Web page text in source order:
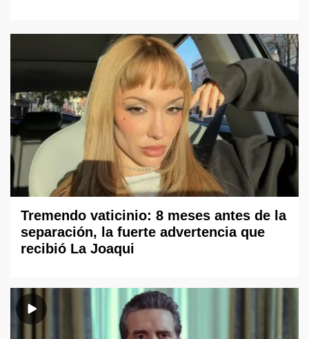
Tremendo vaticinio: 8 meses antes de la
separación, la fuerte advertencia que
recibió La Joaqui